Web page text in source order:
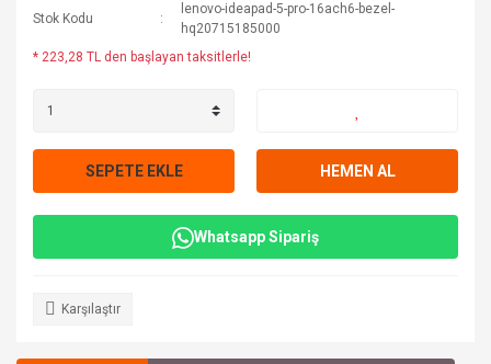
Stok Kodu
lenovo-ideapad-5-pro-16ach6-bezel-
hq20715185000
* 223,28 TL den başlayan taksitlerle!
SEPETE EKLE HEMEN AL
Whatsapp Sipariş
Karşılaştır